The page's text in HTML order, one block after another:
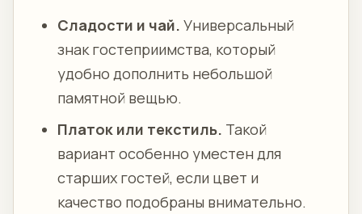
Сладости и чай. Универсальный
знак гостеприимства, который
удобно дополнить небольшой
памятной вещью.
Платок или текстиль. Такой
вариант особенно уместен для
старших гостей, если цвет и
качество подобраны внимательно.